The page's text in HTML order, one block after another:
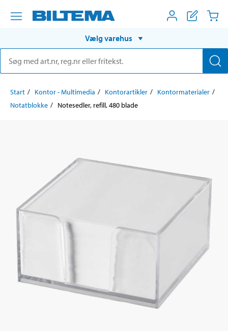
Vælg varehus
Start Kontor - Multimedia Kontorartikler
Kontormaterialer
Notatblokke
Notesedler, refill, 480 blade